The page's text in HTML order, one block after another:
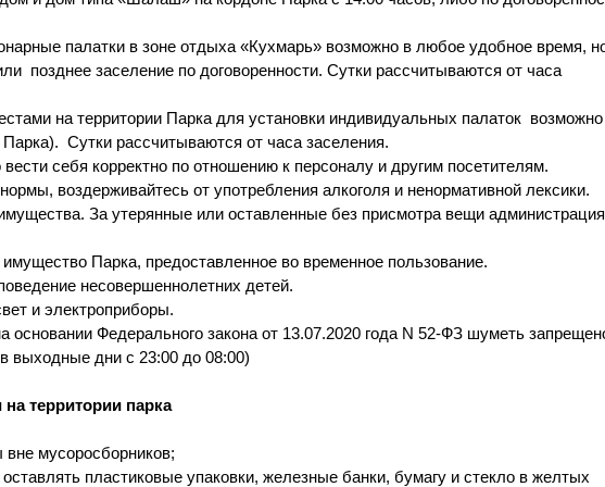
палатки в зоне отдыха «Кухмарь» возможно в любое удобное время,
позднее заселение по договоренности. Сутки рассчитываются от часа
на территории Парка для установки индивидуальных палаток возможно
Сутки рассчитываются от часа заселения.
себя корректно по отношению к персоналу и другим посетителям.
воздерживайтесь от употребления алкоголя и ненормативной лексики.
За утерянные или оставленные без присмотра вещи администрация
Парка, предоставленное во временное пользование.
несовершеннолетних детей.
и электроприборы.
Федерального закона от 13.07.2020 года N 52-ФЗ шуметь
выходные дни с 23:00 до 08:00)
территории парка
вне мусоросборников;
пластиковые упаковки, железные банки, бумагу и стекло в желтых